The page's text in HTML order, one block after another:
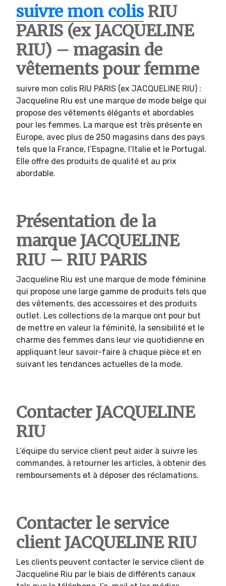
suivre mon colisRIU
PARIS (ex JACQUELINE
RIU) – magasin de
vêtements pour femme
suivre mon colis RIU PARIS (ex JACQUELINE RIU) :
Jacqueline Riu est une marque de mode belge qui
propose des vêtements élégants et abordables
pour les femmes. La marque est très présente en
Europe, avec plus de 250 magasins dans des pays
tels que la France, l’Espagne, l’Italie et le Portugal.
Elle offre des produits de qualité et au prix
abordable.
Présentation de la
marque JACQUELINE
RIU – RIU PARIS
Jacqueline Riu est une marque de mode féminine
qui propose une large gamme de produits tels que
des vêtements, des accessoires et des produits
outlet. Les collections de la marque ont pour but
de mettre en valeur la féminité, la sensibilité et le
charme des femmes dans leur vie quotidienne en
appliquant leur savoir-faire à chaque pièce et en
suivant les tendances actuelles de la mode.
Contacter JACQUELINE
RIU
L’équipe du service client peut aider à suivre les
commandes, à retourner les articles, à obtenir des
remboursements et à déposer des réclamations.
Contacter le service
client JACQUELINE RIU
Les clients peuvent contacter le service client de
Jacqueline Riu par le biais de différents canaux